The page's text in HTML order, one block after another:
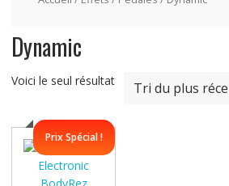
Dynamic
Voici le seul résultat
Prix Spécial !